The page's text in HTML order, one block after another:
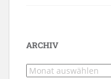
ARCHIV
Archiv